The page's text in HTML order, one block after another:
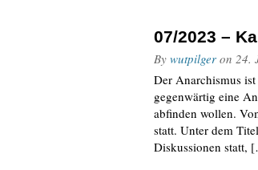
07/2023 –
By wutpilger on 24.
Der Anarchismus
gegenwärtig eine
abfinden wollen.
statt. Unter dem
Diskussionen statt,